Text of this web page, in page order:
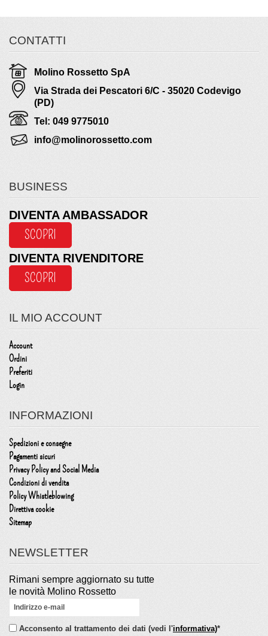
CONTATTI
Molino Rossetto SpA
Via Strada dei Pescatori 6/C - 35020 Codevigo
(PD)
Tel: 049 9775010
info@molinorossetto.com
BUSINESS
DIVENTA AMBASSADOR
SCOPRI
DIVENTA RIVENDITORE
SCOPRI
IL MIO ACCOUNT
Account
Ordini
Preferiti
Login
INFORMAZIONI
Spedizioni e consegne
Pagamenti sicuri
Privacy Policy and Social Media
Condizioni di vendita
Policy Whistleblowing
Direttiva cookie
Sitemap
NEWSLETTER
Rimani sempre aggiornato su tutte
le novità Molino Rossetto
Acconsento al trattamento dei dati (vedi l'informativa)*